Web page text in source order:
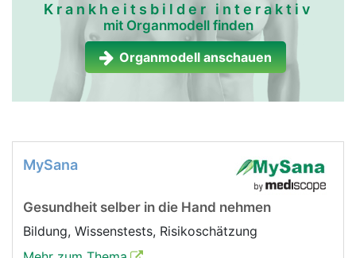
Krankheitsbilder interaktiv
mit Organmodell finden
Organmodell anschauen
MySana
Gesundheit selber in die Hand nehmen
Bildung, Wissenstests, Risikoschätzung